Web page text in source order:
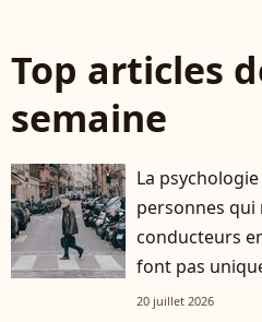
Top articles
semaine
La
personnes qui
conducteurs
font pas
20 juillet 2026